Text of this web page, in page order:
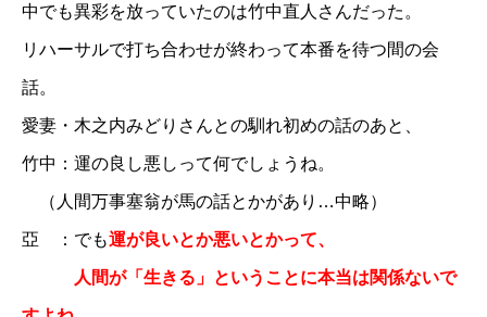
中でも異彩を放っていたのは竹中直人さんだった。
リハーサルで打ち合わせが終わって本番を待つ間の会
話。
愛妻・木之内みどりさんとの馴れ初めの話のあと、
竹中：運の良し悪しって何でしょうね。
（人間万事塞翁が馬の話とかがあり…中略）
亞 ：でも運が良いとか悪いとかって、
人間が「生きる」ということに本当は関係ないで